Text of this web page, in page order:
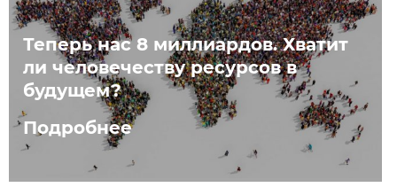
Теперь нас 8 миллиардов. Хватит
ли человечеству ресурсов в
будущем?
Подробнее